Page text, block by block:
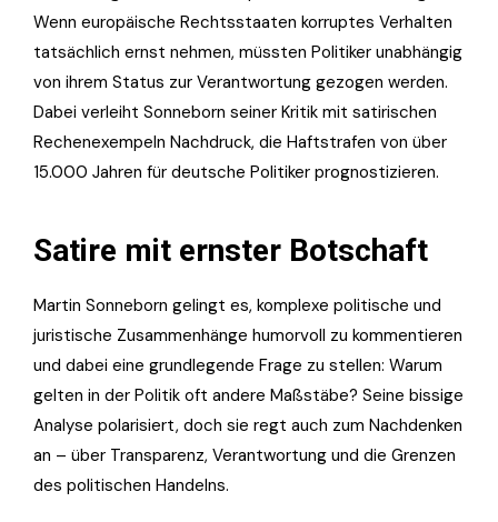
Wenn europäische Rechtsstaaten korruptes Verhalten
tatsächlich ernst nehmen, müssten Politiker unabhängig
von ihrem Status zur Verantwortung gezogen werden.
Dabei verleiht Sonneborn seiner Kritik mit satirischen
Rechenexempeln Nachdruck, die Haftstrafen von über
15.000 Jahren für deutsche Politiker prognostizieren.
Satire mit ernster Botschaft
Martin Sonneborn gelingt es, komplexe politische und
juristische Zusammenhänge humorvoll zu kommentieren
und dabei eine grundlegende Frage zu stellen: Warum
gelten in der Politik oft andere Maßstäbe? Seine bissige
Analyse polarisiert, doch sie regt auch zum Nachdenken
an – über Transparenz, Verantwortung und die Grenzen
des politischen Handelns.